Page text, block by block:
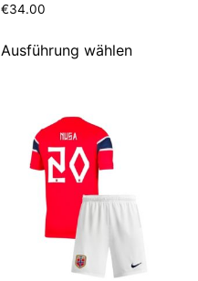
€34.00
Ausführung wählen